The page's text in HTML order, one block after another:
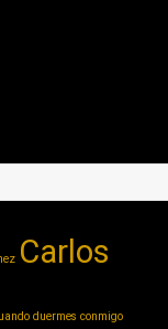
Carlos
duermes conmigo